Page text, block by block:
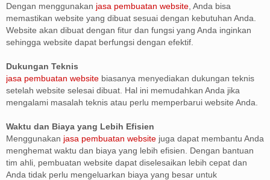
Dengan menggunakan jasa pembuatan website , Anda bisa
memastikan website yang dibuat sesuai dengan kebutuhan Anda.
Website akan dibuat dengan fitur dan fungsi yang Anda inginkan
sehingga website dapat berfungsi dengan efektif.
Dukungan Teknis
jasa pembuatan website biasanya menyediakan dukungan teknis
setelah website selesai dibuat. Hal ini memudahkan Anda jika
mengalami masalah teknis atau perlu memperbarui website Anda.
Waktu dan Biaya yang Lebih Efisien
Menggunakan jasa pembuatan website juga dapat membantu Anda
menghemat waktu dan biaya yang lebih efisien. Dengan bantuan
tim ahli, pembuatan website dapat diselesaikan lebih cepat dan
Anda tidak perlu mengeluarkan biaya yang besar untuk